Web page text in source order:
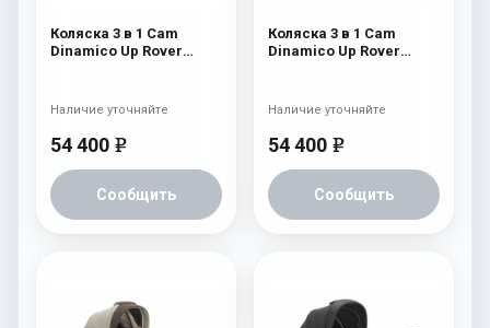
Коляска 3 в 1 Cam
Dinamico Up Rover
54 400 e
Сообщить
Наличие уточняйте
Коляска 3 в 1 Cam
Dinamico Up Rover
54 400 e
Сообщить
Наличие уточняйте